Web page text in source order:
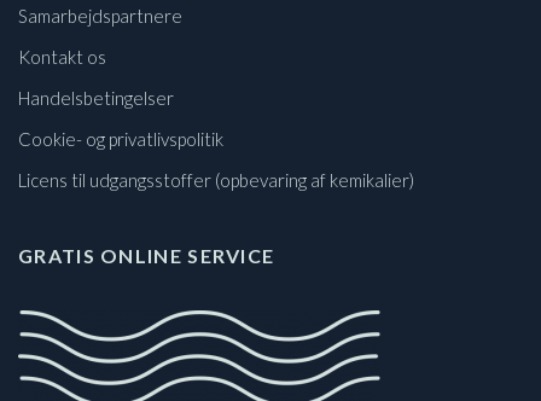
Samarbejdspartnere
Kontakt os
Handelsbetingelser
Cookie- og privatlivspolitik
Licens til udgangsstoffer (opbevaring af kemikalier)
GRATIS ONLINE SERVICE